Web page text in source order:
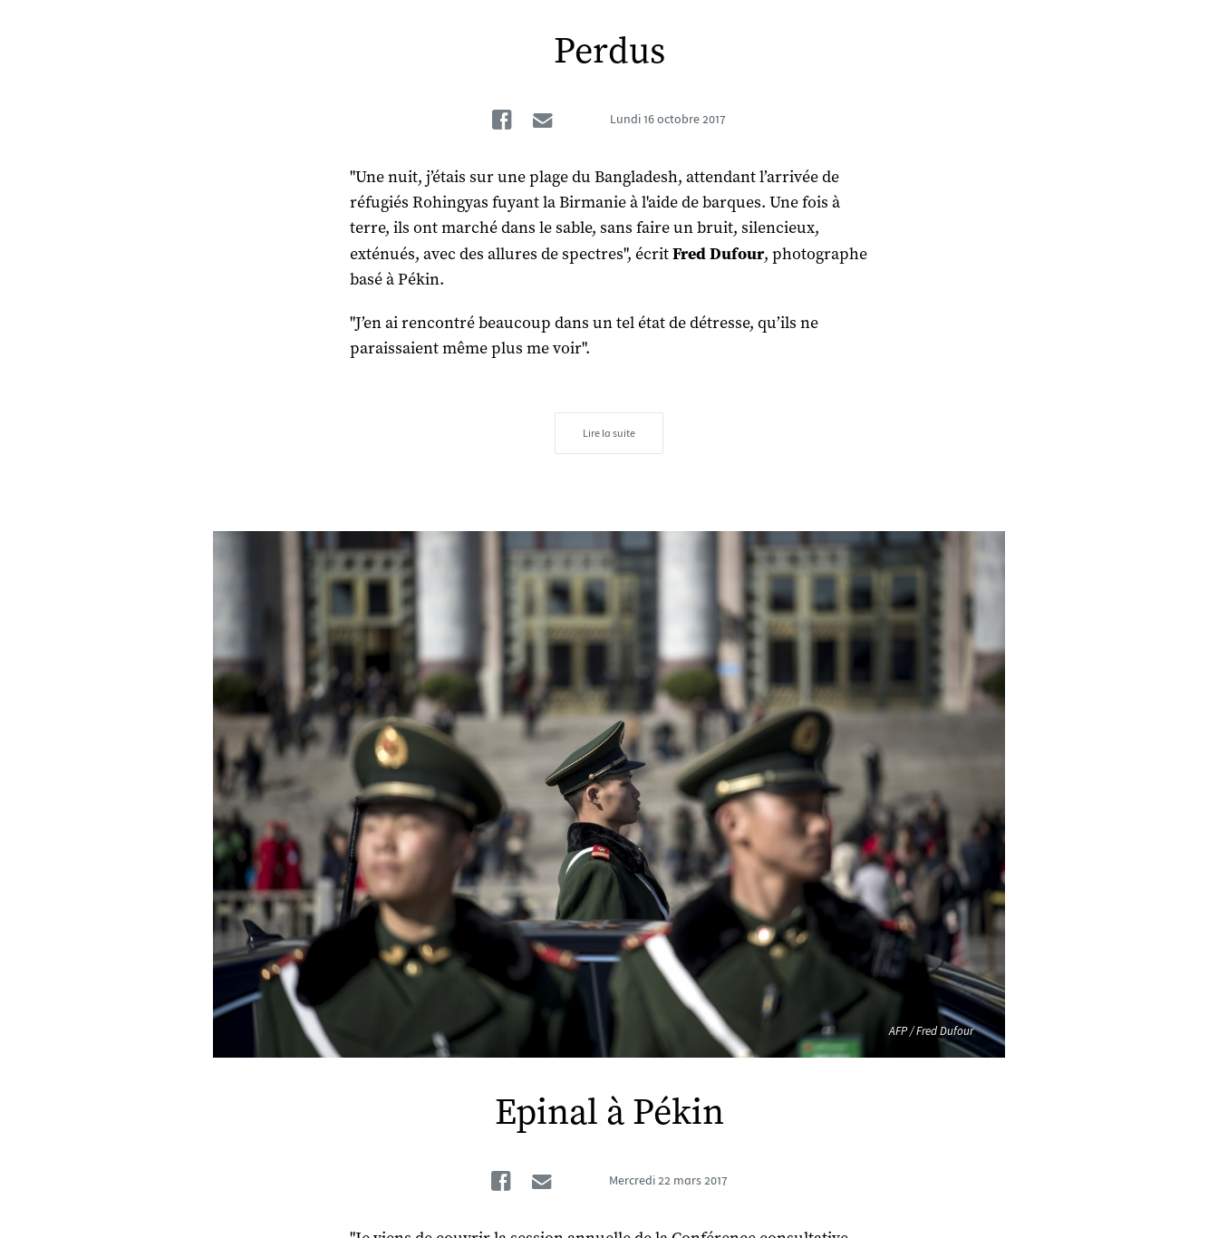
Perdus
FacebookLundi 16 octobre 2017
"Une nuit, j’étais sur une plage du Bangladesh, attendant l’arrivée de
réfugiés Rohingyas fuyant la Birmanie à l'aide de barques. Une fois à
terre, ils ont marché dans le sable, sans faire un bruit, silencieux,
exténués, avec des allures de spectres", écritFred Dufour, photographe
basé à Pékin.
"J’en ai rencontré beaucoup dans un tel état de détresse, qu’ils ne
paraissaient même plus me voir".
Lire la suite
AFP / Fred Dufour
Epinal à Pékin
FacebookMercredi 22 mars 2017